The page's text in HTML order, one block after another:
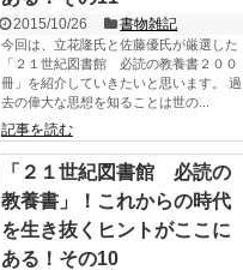
2015/10/26 書物雑記
今回は、立花隆氏と佐藤優氏が厳選した
「２１世紀図書館 必読の教養書２００
冊」を紹介していきたいと思います。 過
去の偉大な思想を知ることは世の...
記事を読む
「２１世紀図書館 必読の
教養書」！これからの時代
を生き抜くヒントがここに
ある！その10